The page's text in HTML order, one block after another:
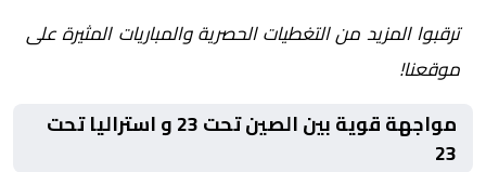
ترقبوا المزيد من التغطيات الحصرية والمباريات المثيرة على
موقعنا!
مواجهة قوية بين الصين تحت 23 و استراليا تحت
23